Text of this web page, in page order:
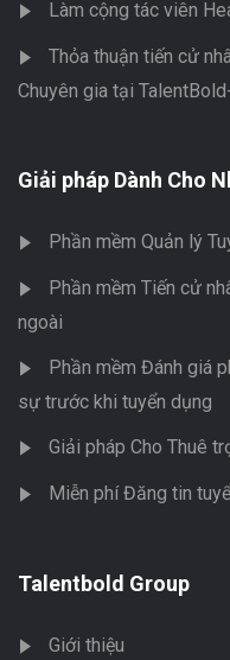
Làm cộng tác viên
Thỏa thuận tiến cử
Chuyên gia tại
Giải pháp Dành Cho
Phần mềm Quản lý
Phần mềm Tiến cử
ngoài
Phần mềm Đánh giá
sự trước khi tuyển dụng
Giải pháp Cho Thuê
Miễn phí Đăng tin
Talentbold Group
Giới thiệu